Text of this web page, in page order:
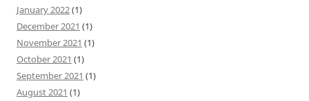
January 2022(1)
December 2021 (1)
November 2021 (1)
October 2021 (1)
September 2021 (1)
August 2021 (1)